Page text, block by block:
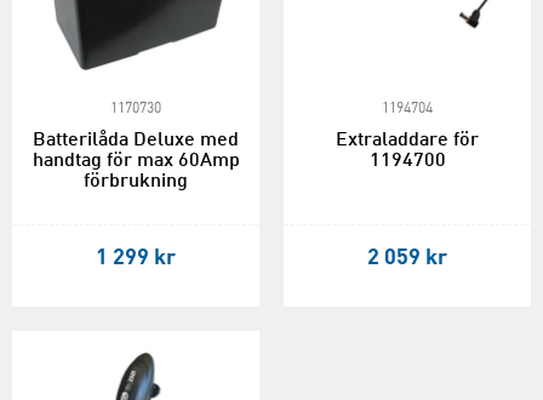
1170730
Batterilåda Deluxe med
handtag för max 60Amp
förbrukning
1 299 kr
1194704
Extraladdare för
1194700
2 059 kr